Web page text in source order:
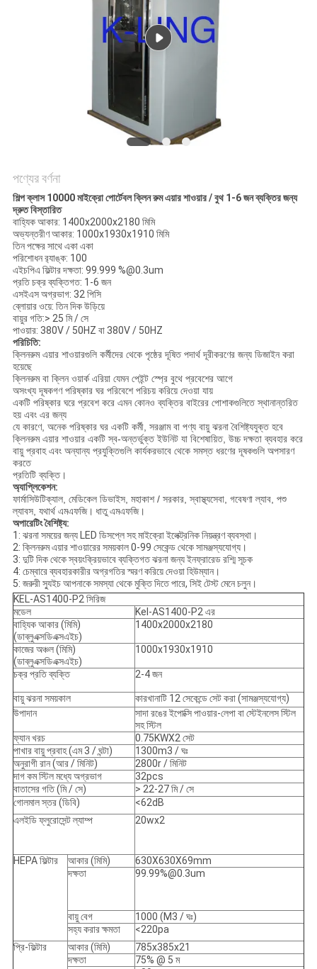
পণ্যের বর্ণনা
শিল্প ক্লাস 10000 মাইক্রো পোর্টেবল ক্লিন রুম এয়ার শাওয়ার / বুথ 1-6 জন ব্যক্তির জন্য
দ্রুত বিস্তারিত
বাহ্যিক আকার: 1400x2000x2180 মিমি
অভ্যন্তরীণ আকার: 1000x1930x1910 মিমি
তিন পক্ষের সাথে একা একা
পরিশোধন র‌্যাঙ্ক: 100
এইচপিএ ফিল্টার দক্ষতা: 99.999 %@0.3um
প্রতি চক্র ব্যক্তিগত: 1-6 জন
এসইএস অগ্রভাগ: 32 পিসি
ব্লোয়ার ওয়ে: তিন দিক উড়িয়ে
বায়ুর গতি:> 25 মি / সে
পাওয়ার: 380V / 50HZ বা 380V / 50HZ
পরিচিতি:
ক্লিনরুম এয়ার শাওয়ারগুলি কর্মীদের থেকে পৃষ্ঠের দূষিত পদার্থ দূরীকরণের জন্য ডিজাইন করা
হয়েছে
ক্লিনরুম বা ক্লিন ওয়ার্ক এরিয়া যেমন পেইন্ট স্প্রে বুথে প্রবেশের আগে
অসংখ্য দূষকগণ পরিষ্কার ঘর পরিবেশে পরিচয় করিয়ে দেওয়া যায়
একটি পরিষ্কার ঘরে প্রবেশ করে এমন কোনও ব্যক্তির বাইরের পোশাকগুলিতে স্থানান্তরিত
হয় এবং এর জন্য
যে কারণে, অনেক পরিষ্কার ঘর একটি কর্মী, সরঞ্জাম বা পণ্য বায়ু ঝরনা বৈশিষ্ট্যযুক্ত হবে
ক্লিনরুম এয়ার শাওয়ার একটি স্ব-অন্তর্ভুক্ত ইউনিট যা বিশেষায়িত, উচ্চ দক্ষতা ব্যবহার করে
বায়ু প্রবাহ এবং অন্যান্য প্রযুক্তিগুলি কার্যকরভাবে থেকে সমস্ত ধরণের দূষকগুলি অপসারণ
করতে
প্রতিটি ব্যক্তি।
অ্যাপ্লিকেশন:
ফার্মাসিউটিক্যাল, মেডিকেল ডিভাইস, মহাকাশ / সরকার, স্বাস্থ্যসেবা, গবেষণা ল্যাব, পশু
ল্যাবস, যথার্থ এমএফজি। ধাতুএমএফজি।
অপারেটিং বৈশিষ্ট্য:
1: ঝরনা সময়ের জন্য LED ডিসপ্লে সহ মাইক্রো ইলেক্ট্রনিক নিয়ন্ত্রণ ব্যবস্থা।
2: ক্লিনরুম এয়ার শাওয়ারের সময়কাল 0-99 সেকেন্ড থেকে সামঞ্জস্যযোগ্য।
3: দুটি দিক থেকে স্বয়ংক্রিয়ভাবে ব্যক্তিগত ঝরনা জন্য ইনফ্রারেড রশ্মি সূচক
4: চেম্বারে ব্যবহারকারীর অগ্রগতির স্মরণ করিয়ে দেওয়া হিউম্যান।
5: জরুরী স্যুইচ আপনাকে সমস্যা থেকে মুক্তি দিতে পারে, সিই টেস্ট মেনে চলুন।
KEL-AS1400-P2 সিরিজ
মডেল
Kel-AS1400-P2 এর
বাহ্যিক আকার (মিমি)
(ডাব্লুএক্সডিএক্সএইচ)
1400x2000x2180
কাজের অঞ্চল (মিমি)
(ডাব্লুএক্সডিএক্সএইচ)
1000x1930x1910
চক্র প্রতি ব্যক্তি 2-4 জন
বায়ু ঝরনা সময়কাল
কারখানাটি 12 সেকেন্ডে সেট করা (সামঞ্জস্যযোগ্য)
উপাদান
সাদা রঙের ইপোক্সি পাওয়ার-লেপা বা স্টেইনলেস স্টিল
সহ স্টিল
ফ্যান খরচ
0.75KWX2 সেট
পাখার বায়ু প্রবাহ (এম 3 / ঘন্টা)
1300m3 / ঘঃ
অনুরাগী রান (আর / মিনিট)
2800r / মিনিট
দাগ কম স্টিল মধ্যে অগ্রভাগ
32pcs
বাতাসের গতি (মি / সে)
> 22-27 মি / সে
গোলমাল স্তর (ডিবি)
<62dB
এলইডি ফ্লুরোসেন্ট ল্যাম্প
20wx2
HEPA ফিল্টার আকার (মিমি)
630X630X69mm
দক্ষতা
99.99%@0.3um
বায়ু বেগ
1000 (M3 / ঘঃ)
সহ্য করার ক্ষমতা
<220pa
প্রি-ফিল্টার
আকার (মিমি)
785x385x21
দক্ষতা
75% @ 5 ম